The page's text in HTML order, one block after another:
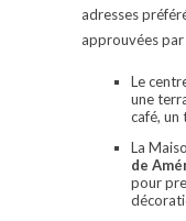
adresses
approuvées
Le
une
café, un
La
de
pour